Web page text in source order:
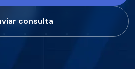
consulta